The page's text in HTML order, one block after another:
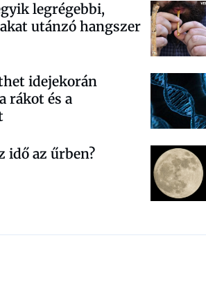
legrégebbi,
utánzó hangszer
idejekorán
rákot és a
idő az űrben?